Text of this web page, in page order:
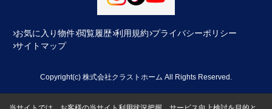
お気に入り物件 閲覧履歴 利用規約 プライバシーポリシー
サイトマップ
Copyright(c) 株式会社クラストホーム All Rights Reserved.